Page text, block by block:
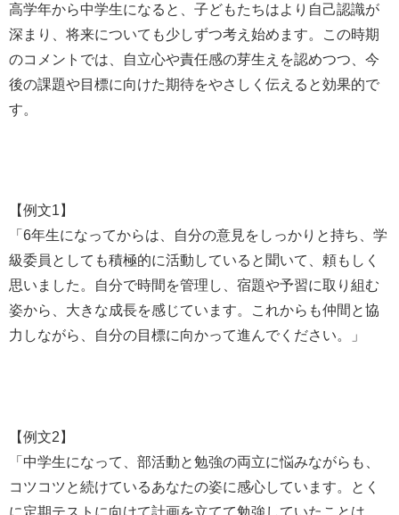
高学年から中学生になると、子どもたちはより自己認識が
深まり、将来についても少しずつ考え始めます。この時期
のコメントでは、自立心や責任感の芽生えを認めつつ、今
後の課題や目標に向けた期待をやさしく伝えると効果的で
す。
【例文1】
「6年生になってからは、自分の意見をしっかりと持ち、学
級委員としても積極的に活動していると聞いて、頼もしく
思いました。自分で時間を管理し、宿題や予習に取り組む
姿から、大きな成長を感じています。これからも仲間と協
力しながら、自分の目標に向かって進んでください。」
【例文2】
「中学生になって、部活動と勉強の両立に悩みながらも、
コツコツと続けているあなたの姿に感心しています。とく
に定期テストに向けて計画を立てて勉強していたことは、